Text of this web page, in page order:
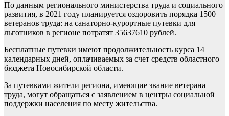
По данным регионального министерства труда и социального
развития, в 2021 году планируется оздоровить порядка 1500
ветеранов труда: на санаторно-курортные путевки для
льготников в регионе потратят 35637610 рублей.
Бесплатные путевки имеют продолжительность курса 14
календарных дней, оплачиваемых за счет средств областного
бюджета Новосибирской области.
За путевками жители региона, имеющие звание ветерана
труда, могут обращаться с заявлением в центры социальной
поддержки населения по месту жительства.